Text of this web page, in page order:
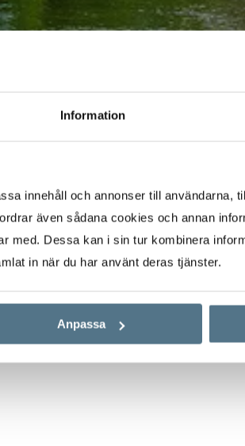
Information
innehåll och annonser till användarna,
även sådana cookies och annan
med. Dessa kan i sin tur kombinera
in när du har använt deras tjänster.
Anpassa